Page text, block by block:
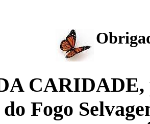
CARIDADE,
Fogo